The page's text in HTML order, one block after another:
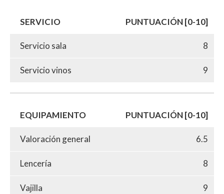
SERVICIO PUNTUACIÓN [0-10]
Servicio sala 8
Servicio vinos 9
EQUIPAMIENTO PUNTUACIÓN [0-10]
Valoración general 6.5
Lencería 8
Vajilla 9